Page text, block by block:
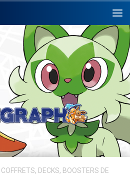
COFFRETS, DECKS, BOOSTERS DE